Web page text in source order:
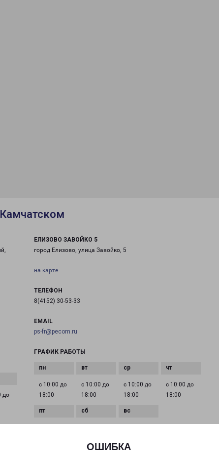
ОШИБКА
до
ЕЛИЗОВО ЗАВОЙКО 5
город Елизово, улица Завойко, 5
на карте
ТЕЛЕФОН
8(4152) 30-53-33
EMAIL
ps-fr@pecom.ru
ГРАФИК РАБОТЫ
с 10:00 до
18:00
с 10:00 до
18:00
с 10:00 до
18:00
с 10:00 до
18:00